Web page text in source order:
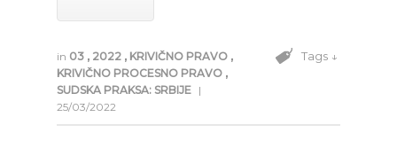
in 03 , 2022 , KRIVIČNO PRAVO ,
KRIVIČNO PROCESNO PRAVO ,
SUDSKA PRAKSA: SRBIJE |
25/03/2022
Tags ↓